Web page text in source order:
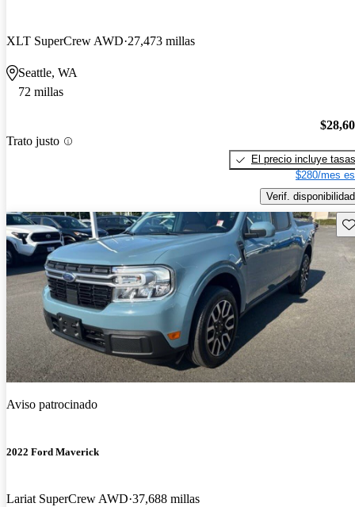
XLT SuperCrew AWD 27,473 millas
Seattle, WA
72 millas
Trato justo
El precio incluye tasas
$280/mes
Verif. disponibilidad
Aviso patrocinado
2022 Ford Maverick
Lariat SuperCrew AWD 37,688 millas